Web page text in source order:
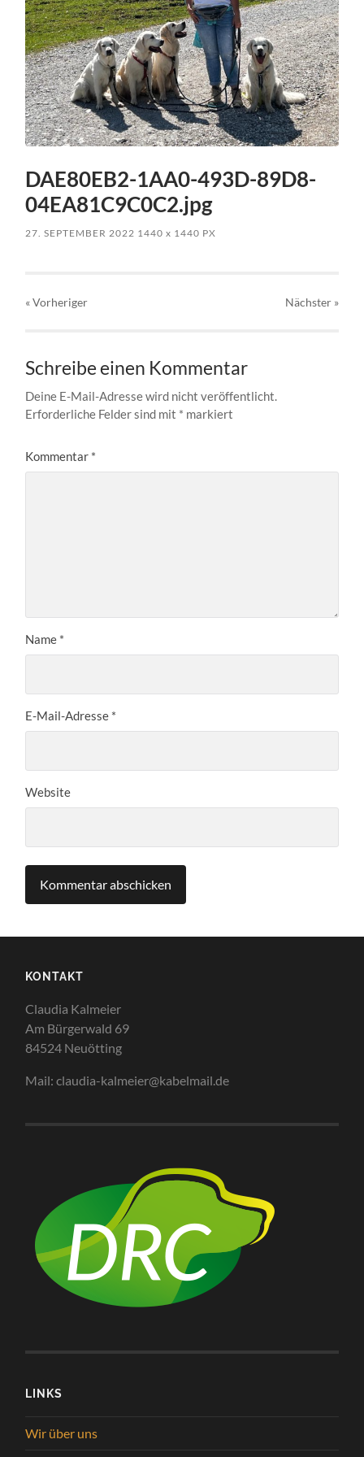
DAE80EB2-1AA0-493D-89D8-
04EA81C9C0C2.jpg
27. SEPTEMBER 2022 1440x 1440 PX
« Vorheriger Nächster »
Schreibe einen Kommentar
Deine E-Mail-Adresse wird nicht veröffentlicht.
Erforderliche Felder sind mit * markiert
Kommentar *
Name *
E-Mail-Adresse *
Website
KONTAKT
Claudia Kalmeier
Am Bürgerwald 69
84524 Neuötting
Mail: claudia-kalmeier@kabelmail.de
LINKS
Wir über uns